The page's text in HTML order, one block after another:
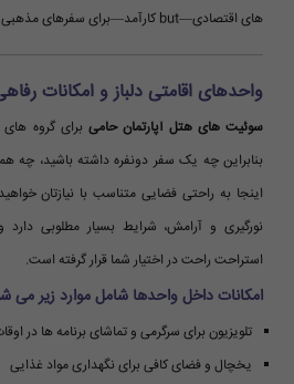
های اقتصادی—but کارآمد—برای سفرهای مذهبی خود در نظر بگیرند.
واحدهای اقامتی دلباز و امکانات
سوئیت های هتل آپارتمان حامی برای گروه
بنابراین چه یک سفر دونفره داشته باشید، چه
اینجا به راحتی فضایی متناسب با نیازتان
نورگیری و آرامش، شرایط بسیار مطلوبی دارد
استراحت راحت در اختیار شما قرار گرفته است.
امکانات داخل واحدها شامل موارد زیر می
تلویزیون برای سرگرمی و تماشای برنامه ها در
یخچال و فضای کافی برای نگهداری مواد غذایی